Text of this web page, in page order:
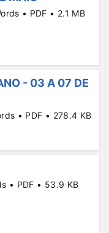
• PDF • 2.1 MB
- 03 A 07 DE
• PDF • 278.4 KB
• PDF • 53.9 KB